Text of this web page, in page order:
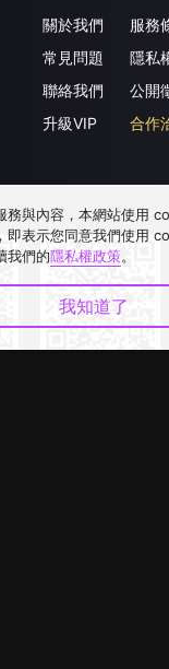
關於我們
常見問題
聯絡我們
升級VIP
服務
隱私
公開
合作
務與內容，本網站使用
即表示您同意我們使用
我們的隱私權政策。
我知道了